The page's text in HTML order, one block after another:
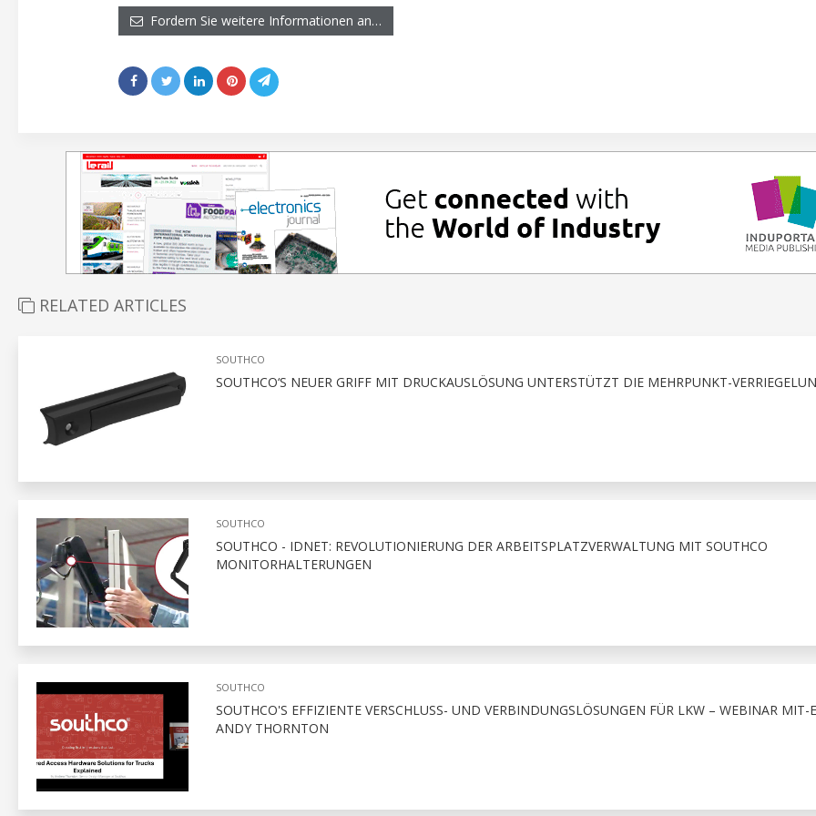
Fordern Sie weitere Informationen an…
RELATED ARTICLES
SOUTHCO
SOUTHCO‘S NEUER GRIFF MIT DRUCKAUSLÖSUNG UNTERSTÜTZT DIE MEHRPUNKT-
SOUTHCO
SOUTHCO - IDNET: REVOLUTIONIERUNG DER ARBEITSPLATZVERWALTUNG MIT SOUTHCO
MONITORHALTERUNGEN
SOUTHCO
SOUTHCO'S EFFIZIENTE VERSCHLUSS- UND VERBINDUNGSLÖSUNGEN FÜR LKW – WEBINAR MIT-
ANDY THORNTON